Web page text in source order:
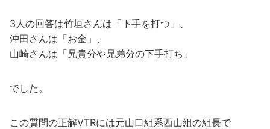
3人の回答は竹垣さんは「下手を打つ」、
沖田さんは「お金」、
山崎さんは「兄貴分や兄弟分の下手打ち」
でした。
この質問の正解VTRには元山口組系西山組の組長で